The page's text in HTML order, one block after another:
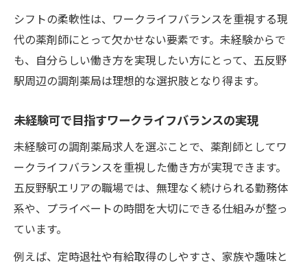
シフトの柔軟性は、ワークライフバランスを重視する現
代の薬剤師にとって欠かせない要素です。未経験からで
も、自分らしい働き方を実現したい方にとって、五反野
駅周辺の調剤薬局は理想的な選択肢となり得ます。
未経験可で目指すワークライフバランスの実現
未経験可の調剤薬局求人を選ぶことで、薬剤師としてワ
ークライフバランスを重視した働き方が実現できます。
五反野駅エリアの職場では、無理なく続けられる勤務体
系や、プライベートの時間を大切にできる仕組みが整っ
ています。
例えば、定時退社や有給取得のしやすさ、家族や趣味と